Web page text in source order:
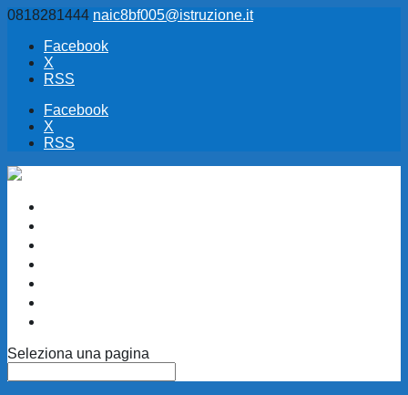
0818281444 naic8bf005@istruzione.it
Facebook
X
RSS
Facebook
X
RSS
Seleziona una pagina